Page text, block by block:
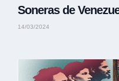
Soneras de
14/03/2024